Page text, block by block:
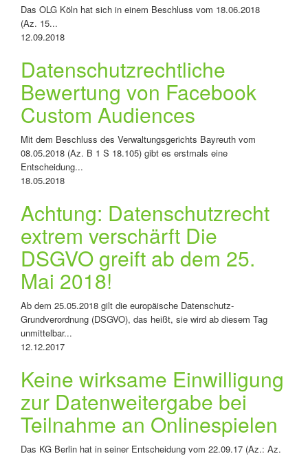
Das OLG Köln hat sich in einem Beschluss vom 18.06.2018
(Az. 15...
12.09.2018
Datenschutzrechtliche
Bewertung von Facebook
Custom Audiences
Mit dem Beschluss des Verwaltungsgerichts Bayreuth vom
08.05.2018 (Az. B 1 S 18.105) gibt es erstmals eine
Entscheidung...
18.05.2018
Achtung: Datenschutzrecht
extrem verschärft Die
DSGVO greift ab dem 25.
Mai 2018!
Ab dem 25.05.2018 gilt die europäische Datenschutz-
Grundverordnung (DSGVO), das heißt, sie wird ab diesem Tag
unmittelbar...
12.12.2017
Keine wirksame Einwilligung
zur Datenweitergabe bei
Teilnahme an Onlinespielen
Das KG Berlin hat in seiner Entscheidung vom 22.09.17 (Az.: Az.